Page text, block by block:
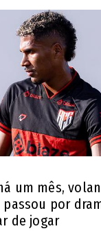
um mês,
por
de jogar